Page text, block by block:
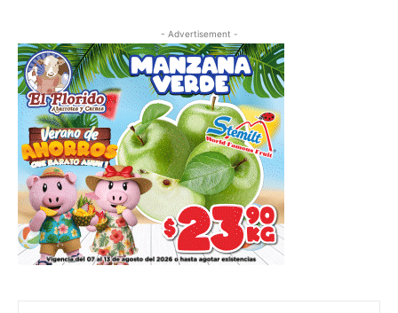
- Advertisement -